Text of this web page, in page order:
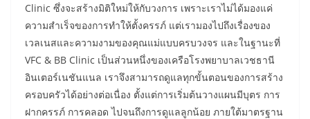
Clinic ซึ่งจะสร้างมิติใหม่ให้กับวงการ เพราะเราไม่ได้มองแค่
ความสำเร็จของการทำให้ตั้งครรภ์ แต่เรามองไปถึงเรื่องของ
เวลเนสและความงามของคุณแม่แบบครบวงจร และในฐานะที่
VFC & BB Clinic เป็นส่วนหนึ่งของเครือโรงพยาบาลเวชธานี
อินเตอร์เนชันแนล เราจึงสามารถดูแลทุกขั้นตอนของการสร้าง
ครอบครัวได้อย่างต่อเนื่อง ตั้งแต่การเริ่มต้นวางแผนมีบุตร การ
ฝากครรภ์ การคลอด ไปจนถึงการดูแลลูกน้อย ภายใต้มาตรฐาน